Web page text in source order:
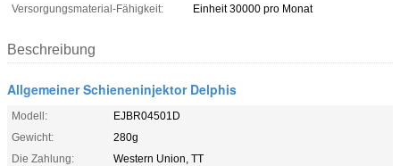
Versorgungsmaterial-Fähigkeit:
Einheit 30000 pro Monat
Beschreibung
Allgemeiner Schieneninjektor Delphis
Modell:
EJBR04501D
Gewicht:
280g
Die Zahlung:
Western Union, TT